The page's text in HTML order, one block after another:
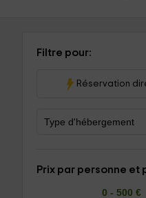
Filtre pour:
Réservation
Prix par personne et